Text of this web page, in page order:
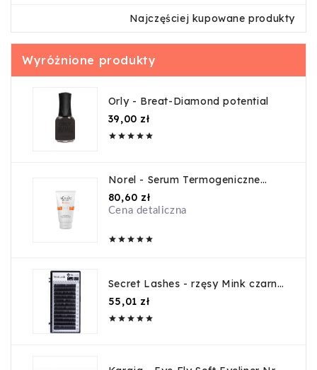
Najczęściej kupowane produkty
Wyróżnione produkty
Orly - Breat-Diamond potential
39,00 złCena
    
Norel - Serum Termogeniczne
150ml.
80,60 złCena
Cena detaliczna
    
Secret Lashes - rzęsy Mink czarne
D 0,07 15mm
55,01 złCena
    